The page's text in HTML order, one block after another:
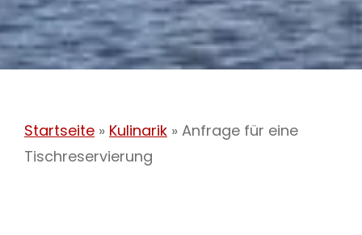
Startseite» Kulinarik» Anfrage für eine
Tischreservierung